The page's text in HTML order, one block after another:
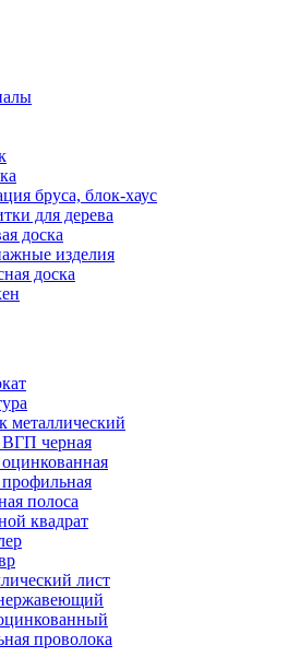
бруса, блок-хаус
для дерева
доска
изделия
доска
металлический
ВГП черная
полоса
квадрат
лист
проволока